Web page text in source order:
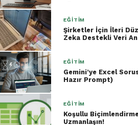
EĞITIM
Şirketler İçin İleri
Zeka Destekli Veri
EĞITIM
Gemini’ye Excel
Hazır Prompt)
EĞITIM
Koşullu
Uzmanlaşın!